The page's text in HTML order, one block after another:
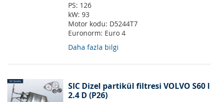
PS: 126
kW: 93
Motor kodu: D5244T7
Euronorm: Euro 4
Daha fazla bilgi
SIC Dizel partikül filtresi VOLVO S60 I
2.4 D (P26)